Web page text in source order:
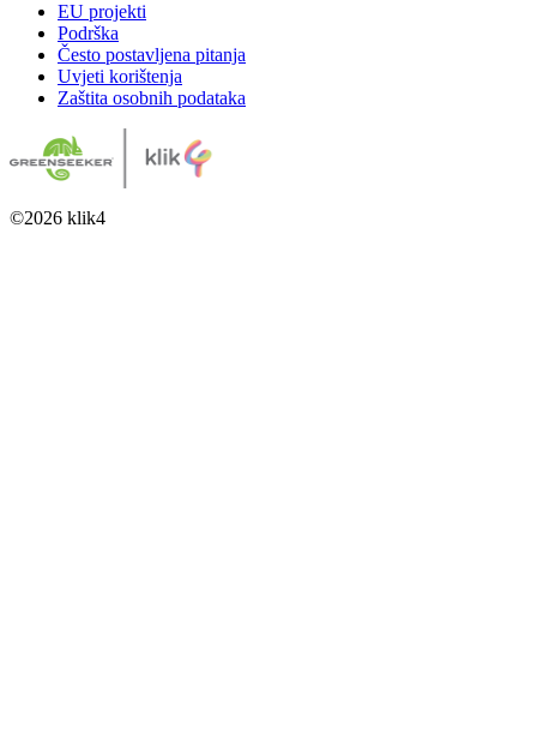
EU projekti
Podrška
Često postavljena pitanja
Uvjeti korištenja
Zaštita osobnih podataka
©2026 klik4